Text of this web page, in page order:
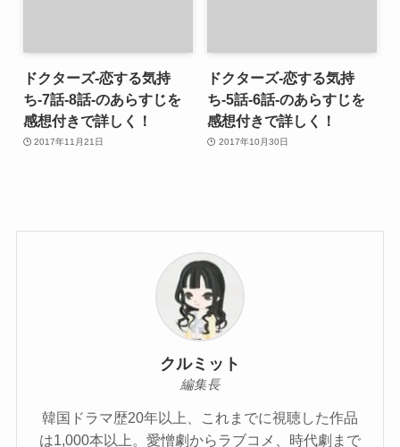
ドクターズ-恋する気持
ち-7話-8話-のあらすじを
感想付きで詳しく！
2017年11月21日
ドクターズ-恋する気持
ち-5話-6話-のあらすじを
感想付きで詳しく！
2017年10月30日
クルミット
編集長
韓国ドラマ歴20年以上、これまでに視聴した作品
は1,000本以上。愛憎劇からラブコメ、時代劇まで